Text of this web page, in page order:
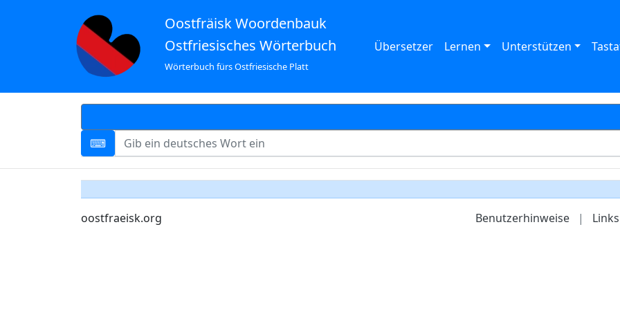
Oostfräisk Woordenbauk
Ostfriesisches Wörterbuch
Wörterbuch fürs Ostfriesische Platt
Übersetzer Lernen Unterstützen
oostfraeisk.org Benutzerhinweise | Links